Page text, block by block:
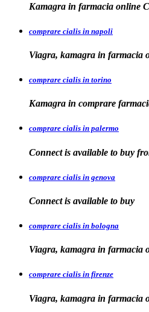
Kamagra in farmacia online
comprare cialis in napoli
Viagra, kamagra in farmacia
comprare cialis in torino
Kamagra in comprare
comprare cialis in palermo
Connect is available to buy
comprare cialis in genova
Connect is available to buy
comprare cialis in bologna
Viagra, kamagra in farmacia
comprare cialis in firenze
Viagra, kamagra in farmacia